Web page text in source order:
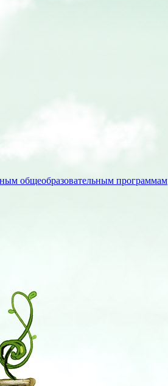
общеобразовательным программам